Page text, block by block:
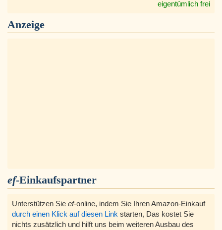
eigentümlich frei
Anzeige
ef-Einkaufspartner
Unterstützen Sie ef-online, indem Sie Ihren Amazon-Einkauf
durch einen Klick auf diesen Link starten, Das kostet Sie
nichts zusätzlich und hilft uns beim weiteren Ausbau des